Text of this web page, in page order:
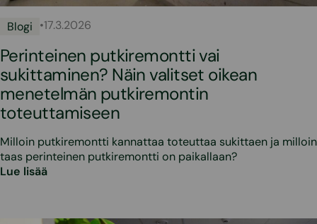
Blogi •17.3.2026
Perinteinen putkiremontti vai
sukittaminen? Näin valitset oikean
menetelmän putkiremontin
toteuttamiseen
Milloin putkiremontti kannattaa toteuttaa sukittaen ja milloin
taas perinteinen putkiremontti on paikallaan?
Lue lisää